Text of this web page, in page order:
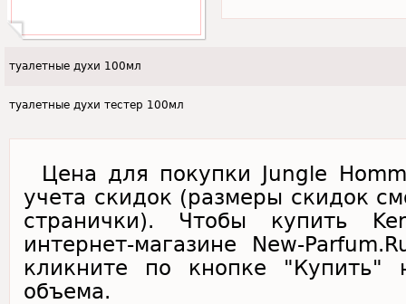
туалетные духи 100мл
туалетные духи тестер 100мл
Цена для покупки Jungle
учета скидок (размеры скидок
странички). Чтобы купить
интернет-магазине New-
кликните по кнопке "Купить"
объема.